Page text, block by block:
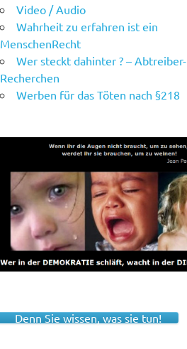
Video / Audio
Wahrheit zu erfahren ist ein
MenschenRecht
Wer steckt dahinter ? – Abtreiber-
Recherchen
Werben für das Töten nach §218
Denn Sie wissen, was sie tun!